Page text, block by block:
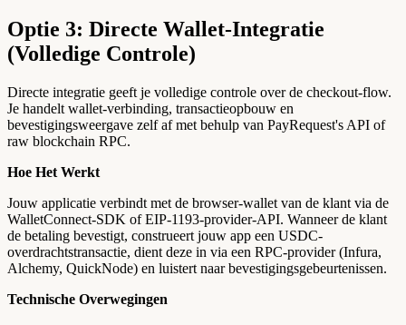
Optie 3: Directe Wallet-Integratie
(Volledige Controle)
Directe integratie geeft je volledige controle over de checkout-flow.
Je handelt wallet-verbinding, transactieopbouw en
bevestigingsweergave zelf af met behulp van PayRequest's API of
raw blockchain RPC.
Hoe Het Werkt
Jouw applicatie verbindt met de browser-wallet van de klant via de
WalletConnect-SDK of EIP-1193-provider-API. Wanneer de klant
de betaling bevestigt, construeert jouw app een USDC-
overdrachtstransactie, dient deze in via een RPC-provider (Infura,
Alchemy, QuickNode) en luistert naar bevestigingsgebeurtenissen.
Technische Overwegingen